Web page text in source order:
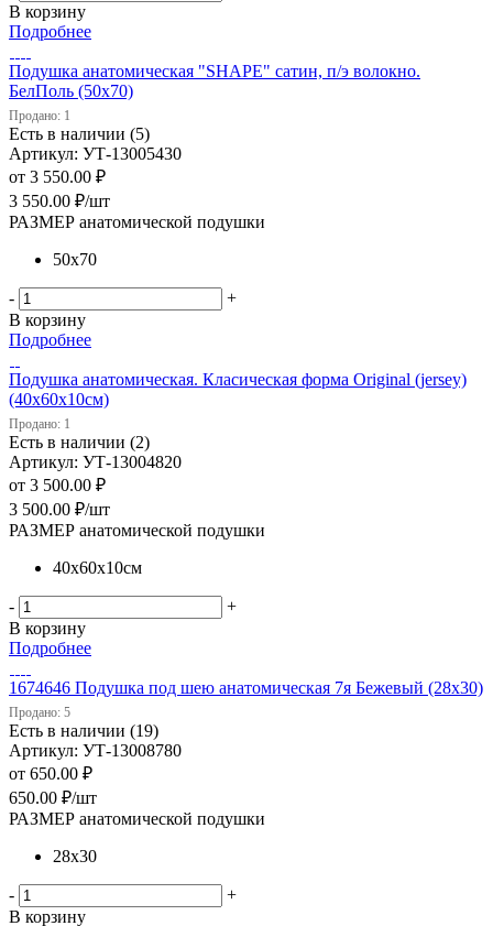
В корзину
Подробнее
Подушка анатомическая "SHAPE" сатин, п/э волокно.
БелПоль (50х70)
Продано: 1
Есть в наличии (5)
Артикул: УТ-13005430
от 3 550.00 ₽
3 550.00 ₽/шт
РАЗМЕР анатомической подушки
50х70
-
+
В корзину
Подробнее
Подушка анатомическая. Класическая форма Original (jersey)
(40х60х10см)
Продано: 1
Есть в наличии (2)
Артикул: УТ-13004820
от 3 500.00 ₽
3 500.00 ₽/шт
РАЗМЕР анатомической подушки
40х60х10см
-
+
В корзину
Подробнее
1674646 Подушка под шею анатомическая 7я Бежевый (28х30)
Продано: 5
Есть в наличии (19)
Артикул: УТ-13008780
от 650.00 ₽
650.00 ₽/шт
РАЗМЕР анатомической подушки
28х30
-
+
В корзину